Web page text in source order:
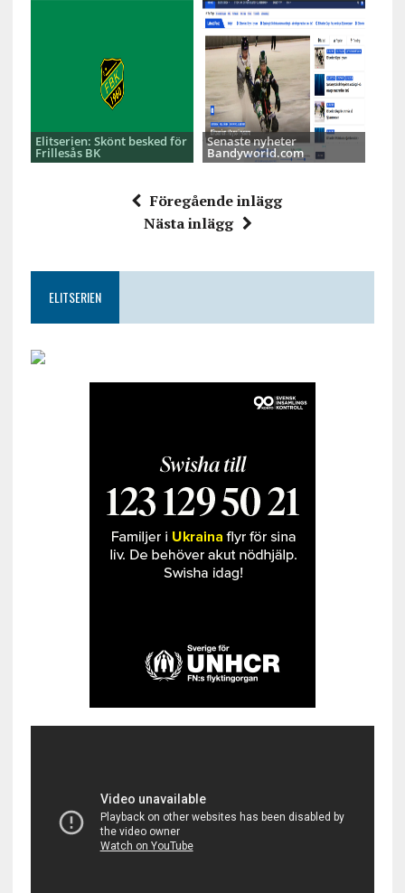
Elitserien: Skönt besked för
Frillesås BK
Senaste nyheter
Bandyworld.com
Föregående inlägg
Nästa inlägg
ELITSERIEN